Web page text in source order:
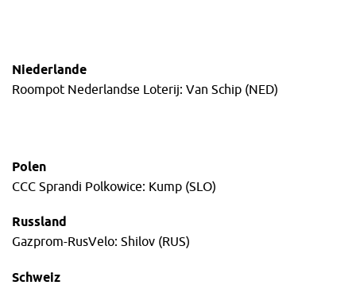
Niederlande
Roompot Nederlandse Loterij: Van Schip (NED)
Polen
CCC Sprandi Polkowice: Kump (SLO)
Russland
Gazprom-RusVelo: Shilov (RUS)
Schweiz